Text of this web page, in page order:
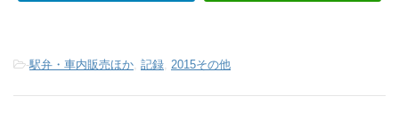
-駅弁・車内販売ほか, 記録, 2015その他